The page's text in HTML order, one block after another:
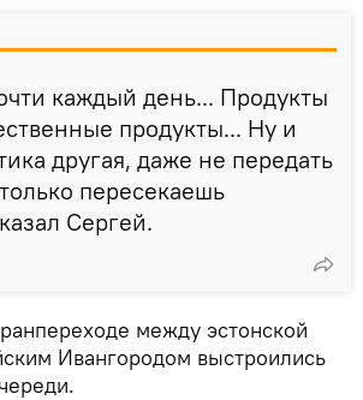
каждый день... Продукты
продукты... Ну и
другая, даже не передать
пересекаешь
Сергей.
между эстонской
Ивангородом выстроились